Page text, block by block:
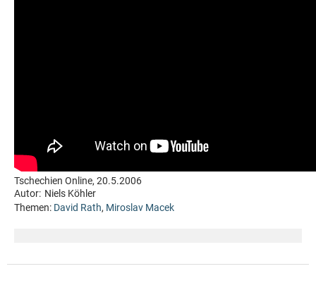
Tschechien Online, 20.5.2006
Autor: Niels Köhler
Themen: David Rath, Miroslav Macek